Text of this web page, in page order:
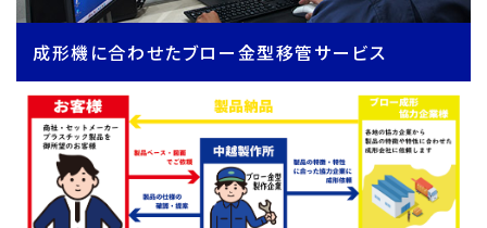
成形機に合わせたブロー金型移管サービス